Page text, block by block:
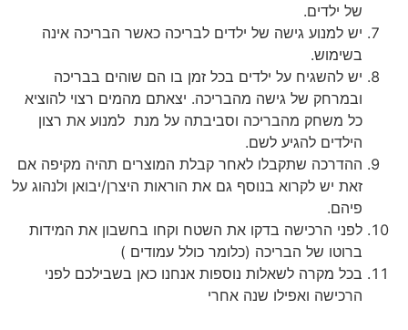
של ילדים.
יש למנוע גישה של ילדים לבריכה כאשר הבריכה אינה
בשימוש.
יש להשגיח על ילדים בכל זמן בו הם שוהים בבריכה
ובמרחק של גישה מהבריכה. יצאתם מהמים רצוי להוציא
כל משחק מהבריכה וסביבתה על מנת למנוע את רצון
הילדים להגיע לשם.
ההדרכה שתקבלו לאחר קבלת המוצרים תהיה מקיפה אם
זאת יש לקרוא בנוסף גם את הוראות היצרן/יבואן ולנהוג על
פיהם.
לפני הרכישה בדקו את השטח וקחו בחשבון את המידות
ברוטו של הבריכה (כלומר כולל עמודים )
בכל מקרה לשאלות נוספות אנחנו כאן בשבילכם לפני
הרכישה ואפילו שנה אחרי